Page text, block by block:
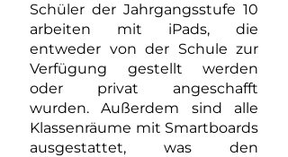
Schüler der Jahrgangsstufe 10
arbeiten mit iPads, die
entweder von der Schule zur
Verfügung gestellt werden
oder privat angeschafft
wurden. Außerdem sind alle
Klassenräume mit Smartboards
ausgestattet, was den